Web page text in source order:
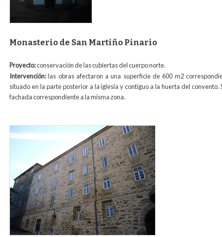
Monasterio de San Martiño Pinario
Proyecto:conservación de las cubiertas del cuerpo norte.
Intervención:las obras afectaron a una superficie de 600 m2
situado en la parte posterior a la iglesia y contiguo a la huerta del
fachada correspondiente a la misma zona.
rejuntado_angulo_norte_san_martin.jpg